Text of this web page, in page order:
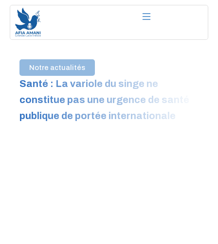
Aller
contenu
Notre actualités
Santé : La variole du singe ne
constitue pas une urgence de santé
publique de portée internationale